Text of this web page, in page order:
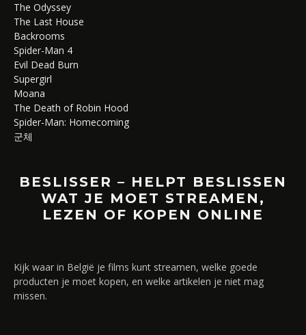
The Odyssey
The Last House
Backrooms
Spider-Man 4
Evil Dead Burn
Supergirl
Moana
The Death of Robin Hood
Spider-Man: Homecoming
군체
BESLISSER – HELPT BESLISSEN
WAT JE MOET STREAMEN,
LEZEN OF KOPEN ONLINE
Kijk waar in België je films kunt streamen, welke goede
producten je moet kopen, en welke artikelen je niet mag
missen.